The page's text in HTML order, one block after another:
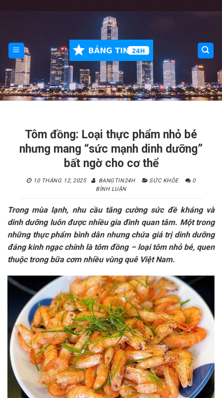
Skip
to
content
Tôm đồng: Loại thực phẩm nhỏ bé
nhưng mang “sức mạnh dinh dưỡng”
bất ngờ cho cơ thể
10 THÁNG 12, 2025 BANGTIN24H SỨC KHỎE
0
BÌNH LUẬN
Trong mùa lạnh, nhu cầu tăng cường sức đề kháng và
dinh dưỡng luôn được nhiều gia đình quan tâm. Một trong
những thực phẩm bình dân nhưng chứa giá trị dinh dưỡng
đáng kinh ngạc chính là tôm đồng – loại tôm nhỏ bé, quen
thuộc trong bữa cơm nhiều vùng quê Việt Nam.